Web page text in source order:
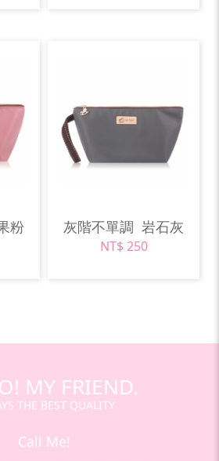
粉 灰階不單調 岩石灰
NT$ 250
MY FRIEND.
THE BEST QUALITY
Call Me!